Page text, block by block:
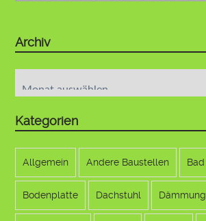
Archiv
Kategorien
Allgemein Andere Baustellen Bad
Bodenplatte Dachstuhl Dämmung